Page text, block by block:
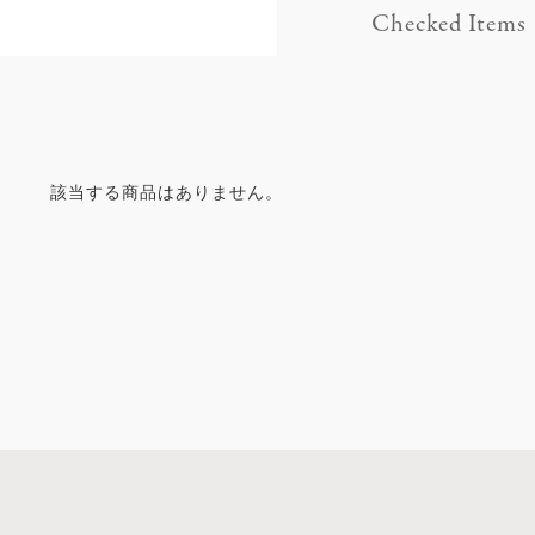
Checked Items
該当する商品はありません。